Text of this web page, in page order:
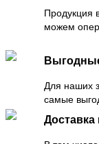
Продукция
можем
Для наших
самые
Доставка